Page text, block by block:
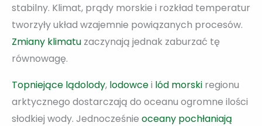
stabilny. Klimat, prądy morskie i rozkład temperatur
tworzyły układ wzajemnie powiązanych procesów.
Zmiany klimatu zaczynają jednak zaburzać tę
równowagę.
Topniejące lądolody, lodowcei lód morski regionu
arktycznego dostarczają do oceanu ogromne ilości
słodkiej wody. Jednocześnie oceany pochłaniają